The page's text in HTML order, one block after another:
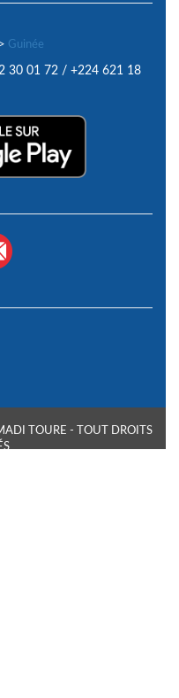
Guinée
30 01 72 / +224 621 18
TOURE - TOUT DROITS